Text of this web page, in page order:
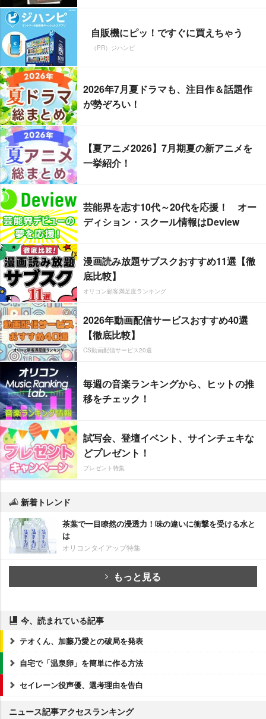
自販機にピッ！ですぐに買えちゃう
（PR）ジハンピ
2026年7月夏ドラマも、注目作＆話題作
が勢ぞろい！
【夏アニメ2026】7月期夏の新アニメを
一挙紹介！
芸能界を志す10代～20代を応援！ オー
ディション・スクール情報はDeview
漫画読み放題サブスクおすすめ11選【徹
底比較】
オリコン顧客満足度ランキング
2026年動画配信サービスおすすめ40選
【徹底比較】
CS動画配信サービス20選
毎週の音楽ランキングから、ヒットの推
移をチェック！
試写会、登壇イベント、サインチェキな
どプレゼント！
プレゼント特集
新着トレンド
茶葉で一目瞭然の浸透力！味の違いに衝撃を受ける水と
は
オリコンタイアップ特集
もっと見る
今、読まれている記事
テオくん、加藤乃愛との破局を発表
自宅で「温泉卵」を簡単に作る方法
セイレーン役声優、選考理由を告白
ニュース記事アクセスランキング